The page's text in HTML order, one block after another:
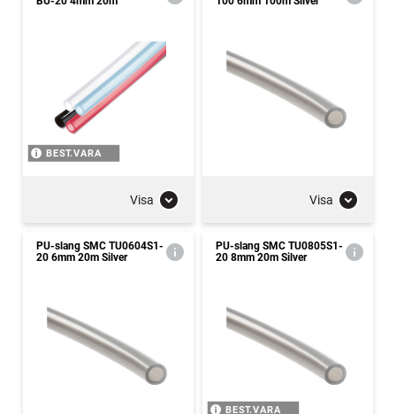
BEST.VARA
Visa Visa
PU-slang SMC TU0604S1-
20 6mm 20m Silver
PU-slang SMC TU0805S1-
20 8mm 20m Silver
BEST.VARA